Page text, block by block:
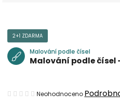
2+1 ZDARMA
Malování podle čísel
Malování podle čísel
Průměrné
Neohodnoceno